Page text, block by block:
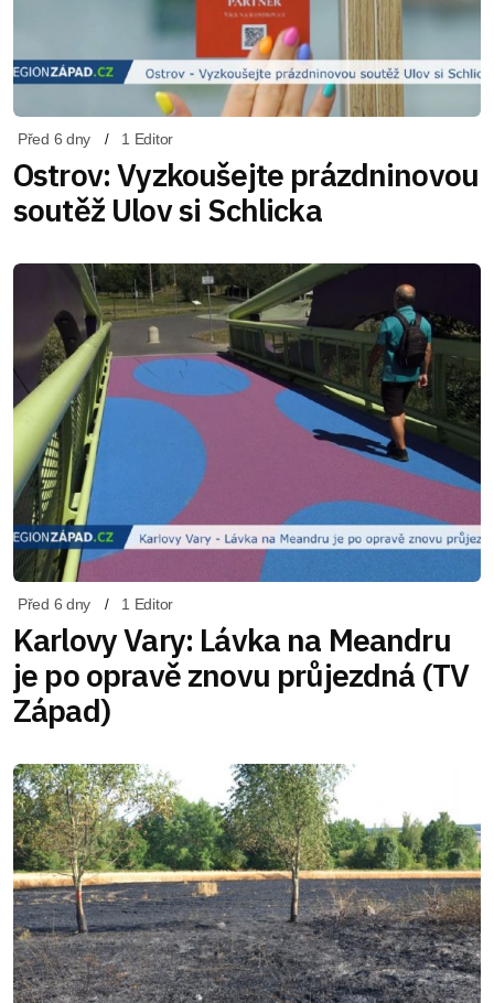
Před 6 dny 1 Editor
Ostrov: Vyzkoušejte prázdninovou
soutěž Ulov si Schlicka
Před 6 dny 1 Editor
Karlovy Vary: Lávka na Meandru
je po opravě znovu průjezdná (TV
Západ)